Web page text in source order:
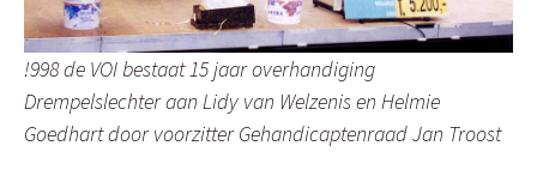
!998 de VOI bestaat 15 jaar overhandiging
Drempelslechter aan Lidy van Welzenis en Helmie
Goedhart door voorzitter Gehandicaptenraad Jan Troost